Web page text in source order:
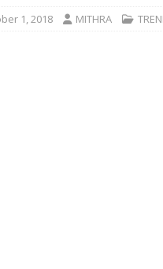
1, 2018 MITHRA